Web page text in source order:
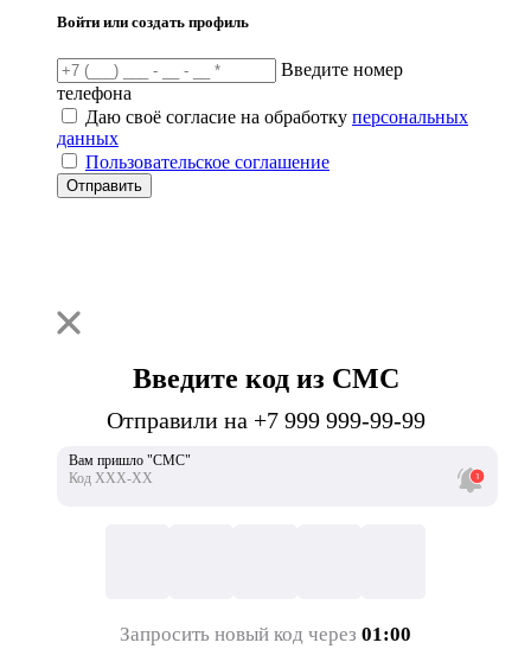
Войти или создать профиль
Введите номер
телефона
Даю своё согласие на обработку персональных
данных
Пользовательское соглашение
Отправить
Введите код из СМС
Отправили на +7 999 999-99-99
Вам пришло "СМС"
Код ХХХ-ХХ
Запросить новый код через 01:00